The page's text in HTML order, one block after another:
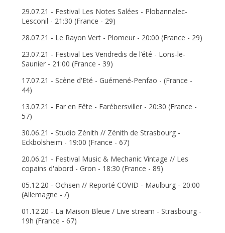
29.07.21 - Festival Les Notes Salées - Plobannalec-
Lesconil - 21:30 (France - 29)
28.07.21 - Le Rayon Vert - Plomeur - 20:00 (France - 29)
23.07.21 - Festival Les Vendredis de l’été - Lons-le-
Saunier - 21:00 (France - 39)
17.07.21 - Scène d'Eté - Guémené-Penfao - (France -
44)
13.07.21 - Far en Fête - Farébersviller - 20:30 (France -
57)
30.06.21 - Studio Zénith // Zénith de Strasbourg -
Eckbolsheim - 19:00 (France - 67)
20.06.21 - Festival Music & Mechanic Vintage // Les
copains d'abord - Gron - 18:30 (France - 89)
05.12.20 - Ochsen // Reporté COVID - Maulburg - 20:00
(Allemagne - /)
01.12.20 - La Maison Bleue / Live stream - Strasbourg -
19h (France - 67)